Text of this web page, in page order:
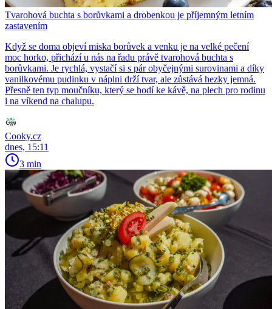
Tvarohová buchta s borůvkami a drobenkou je příjemným letním
zastavením
Když se doma objeví miska borůvek a venku je na velké pečení
moc horko, přichází u nás na řadu právě tvarohová buchta s
borůvkami. Je rychlá, vystačí si s pár obyčejnými surovinami a díky
vanilkovému pudinku v náplni drží tvar, ale zůstává hezky jemná.
Přesně ten typ moučníku, který se hodí ke kávě, na plech pro rodinu
i na víkend na chalupu.
Cooky.cz
dnes, 15:11
3 min